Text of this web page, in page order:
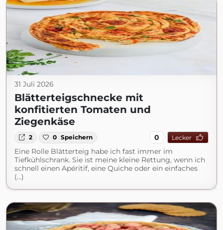
31 Juli 2026
Blätterteigschnecke mit
konfitierten Tomaten und
Ziegenkäse
2 0 Speichern 0 Lecker
Eine Rolle Blätterteig habe ich fast immer im
Tiefkühlschrank. Sie ist meine kleine Rettung, wenn ich
schnell einen Apéritif, eine Quiche oder ein einfaches
(...)